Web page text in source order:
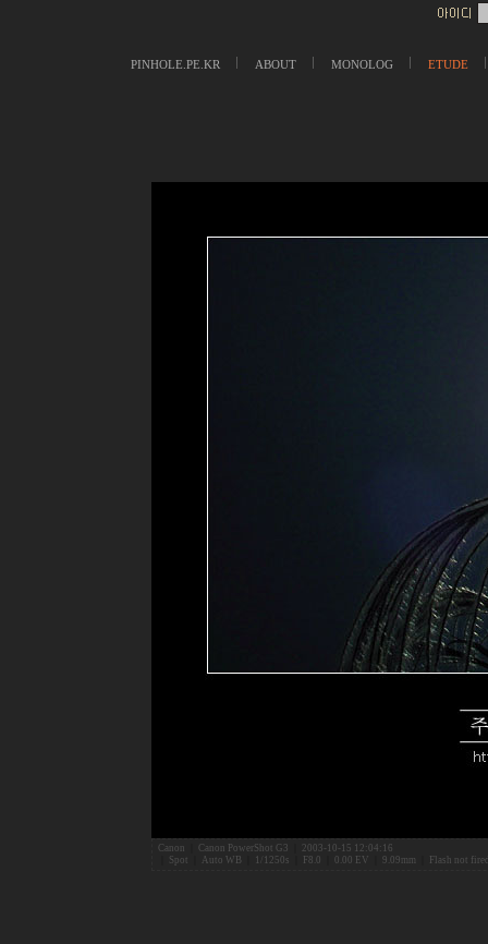
PINHOLE.PE.KR ABOUT MONOLOG ETUDE
Canon Canon PowerShot G3
2003-10-15 12:04:16
Spot Auto WB 1/1250s F8.0 0.00 EV 9.09mm Flash not